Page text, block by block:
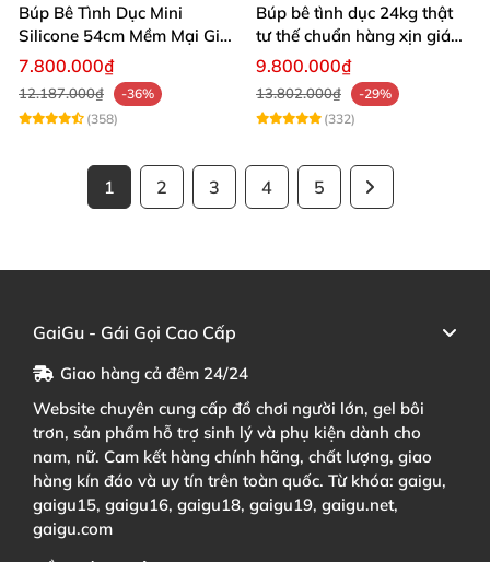
Búp Bê Tình Dục Mini
Silicone 54cm Mềm Mại Giá
Tốt Tặng Quà
7.800.000₫
12.187.000₫
-36%
(358)
Búp bê tình dục 24kg thật
tư thế chuẩn hàng xịn giá
tốt
9.800.000₫
13.802.000₫
-29%
(332)
1 2 3 4 5
GaiGu - Gái Gọi Cao Cấp
Giao hàng cả đêm 24/24
Website chuyên cung cấp đồ chơi người lớn, gel bôi
trơn, sản phẩm hỗ trợ sinh lý và phụ kiện dành cho
nam, nữ. Cam kết hàng chính hãng, chất lượng, giao
hàng kín đáo và uy tín trên toàn quốc. Từ khóa: gaigu,
gaigu15, gaigu16, gaigu18, gaigu19, gaigu.net,
gaigu.com